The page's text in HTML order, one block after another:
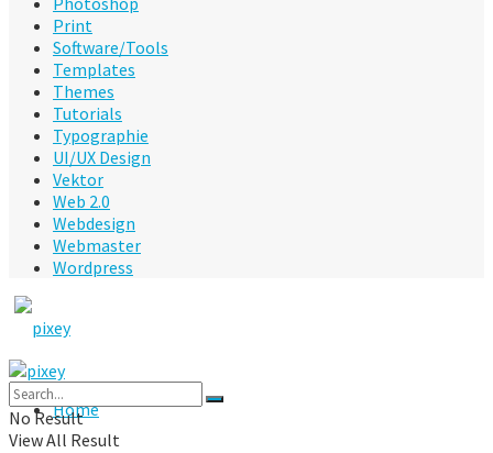
Print
Software/Tools
Templates
Themes
Tutorials
Typographie
UI/UX Design
Vektor
Web 2.0
Webdesign
Webmaster
Wordpress
Home
No Result
View All Result